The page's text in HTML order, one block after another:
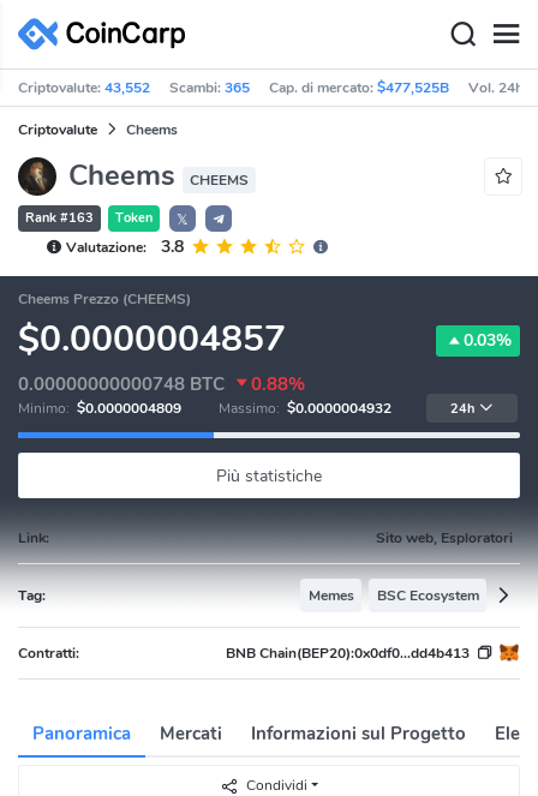
Criptovalute:43,552 Scambi:365 Cap. di mercato:$477,525B Vol. 24h:
Criptovalute Cheems
Cheems CHEEMS
Rank #163 Token
𝕏
Valutazione:
3.8
Cheems Prezzo (CHEEMS)
$0.0000004857 0.03%
0.00000000000748 BTC 0.88%
Minimo: $0.0000004809 Massimo: $0.0000004932 24h
Più statistiche
Link: Sito web, Esploratori
Tag: Memes BSC Ecosystem
Contratti: BNB Chain(BEP20):0x0df0...dd4b413
Panoramica Mercati Informazioni sul Progetto
Condividi